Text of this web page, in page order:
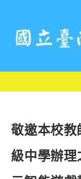
敬邀本校
級中學辦